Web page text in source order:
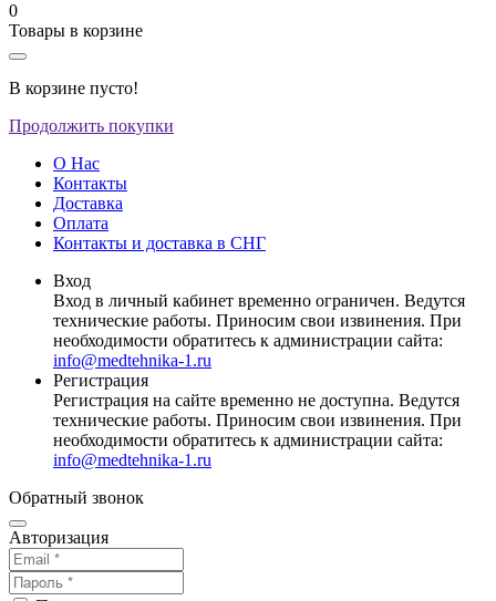
0
Товары в корзине
В корзине пусто!
Продолжить покупки
О Нас
Контакты
Доставка
Оплата
Контакты и доставка в СНГ
Вход
Вход в личный кабинет временно ограничен. Ведутся
технические работы. Приносим свои извинения. При
необходимости обратитесь к администрации сайта:
info@medtehnika-1.ru
Регистрация
Регистрация на сайте временно не доступна. Ведутся
технические работы. Приносим свои извинения. При
необходимости обратитесь к администрации сайта:
info@medtehnika-1.ru
Обратный звонок
Авторизация